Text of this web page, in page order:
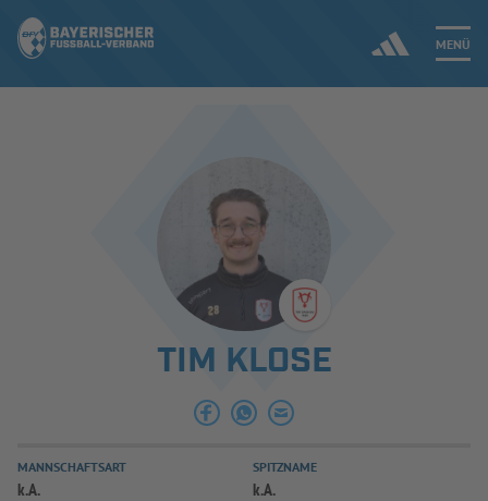
MENÜ
ERGEBNISSE & WETTBEWERBE
SPIELBETRIEB & VERBANDSLEBEN
AUSBILDUNG & FÖRDERUNG
TIM KLOSE
MANNSCHAFTSART
k.A.
SPITZNAME
k.A.